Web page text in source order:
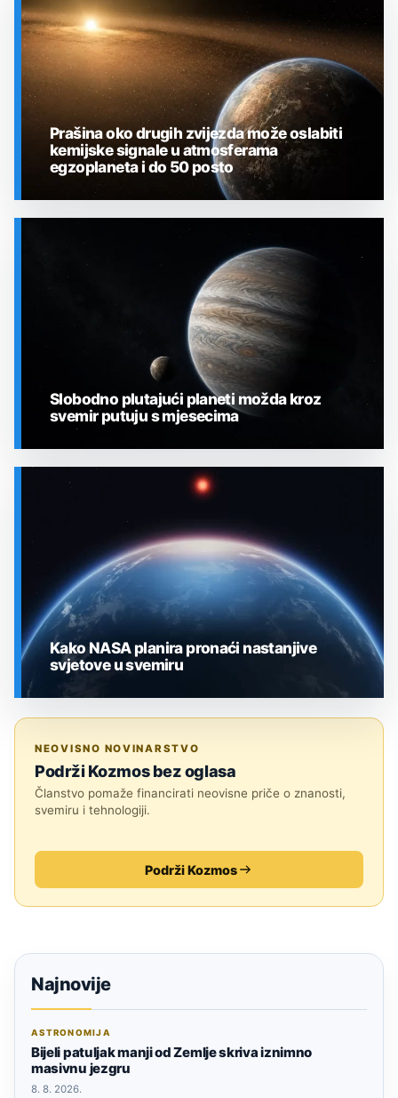
Prašina oko drugih zvijezda može oslabiti
kemijske signale u atmosferama
egzoplaneta i do 50 posto
Slobodno plutajući planeti možda kroz
svemir putuju s mjesecima
Kako NASA planira pronaći nastanjive
svjetove u svemiru
NEOVISNO NOVINARSTVO
Podrži Kozmos bez oglasa
Članstvo pomaže financirati neovisne priče o znanosti,
svemiru i tehnologiji.
Podrži Kozmos
Najnovije
ASTRONOMIJA
Bijeli patuljak manji od Zemlje skriva iznimno
masivnu jezgru
8. 8. 2026.